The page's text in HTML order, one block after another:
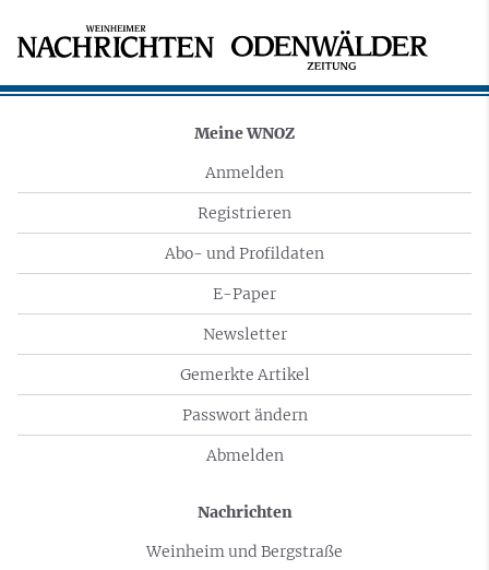
Meine WNOZ
Anmelden
Registrieren
Abo- und Profildaten
E-Paper
Newsletter
Gemerkte Artikel
Passwort ändern
Abmelden
Nachrichten
Weinheim und Bergstraße